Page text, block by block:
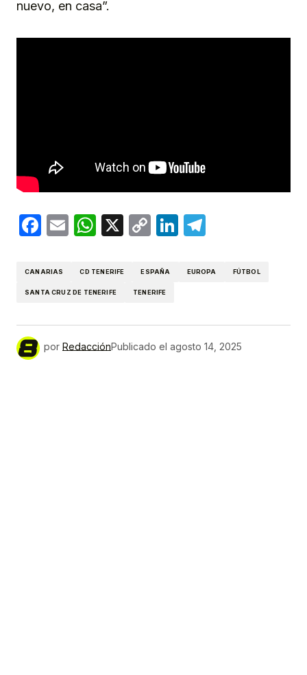
nuevo, en casa”.
Facebook
EmailWhatsApp
X
CopyLinkedIn
CANARIAS CD TENERIFE ESPAÑA EUROPA FÚTBOL
SANTA CRUZ DE TENERIFE TENERIFE
por RedacciónPublicado el agosto 14, 2025